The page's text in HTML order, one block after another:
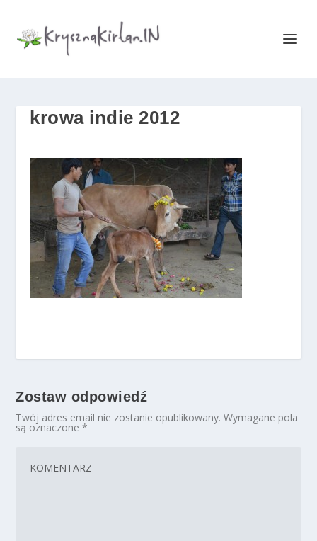
krowa indie 2012
Zostaw odpowiedź
Twój adres email nie zostanie opublikowany. Wymagane pola
są oznaczone*